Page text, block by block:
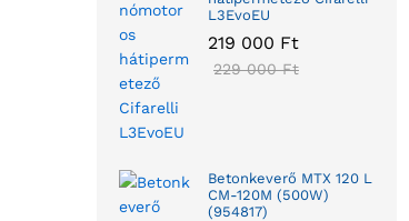
L3EvoEU
219 000 Ft
229 000Ft
Betonkeverő MTX 120 L
CM-120M (500W)
(954817)